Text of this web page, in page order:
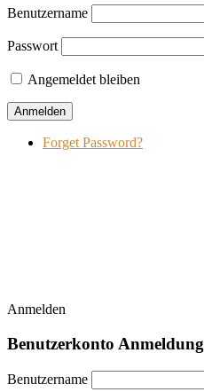
Benutzername
Passwort
Angemeldet bleiben
Forget Password?
Anmelden
Benutzerkonto Anmeldung
Benutzername